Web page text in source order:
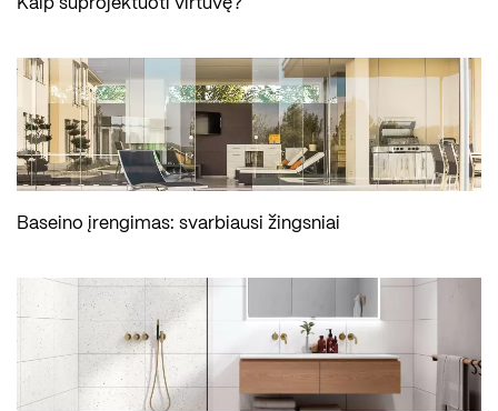
Kaip suprojektuoti virtuvę?
Baseino įrengimas: svarbiausi žingsniai